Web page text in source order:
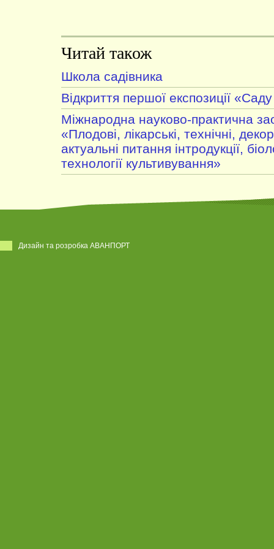
Читай також
Школа садівника
Відкриття першої експозиції
Міжнародна науково-практична
«Плодові, лікарські, технічні,
актуальні питання інтродукції,
технології культивування»
Дизайн та розробка АВАНПОРТ